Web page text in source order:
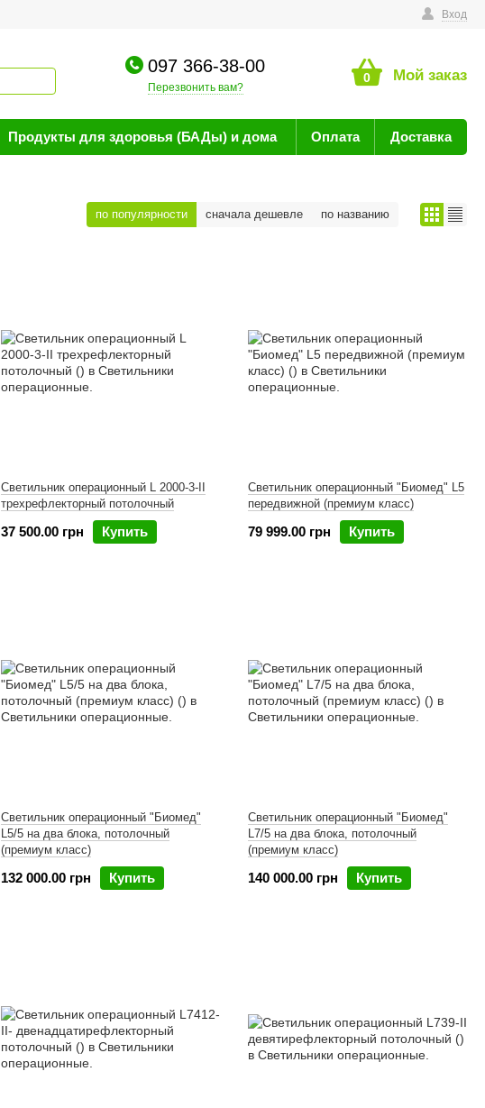
Вход
097 366-38-00
Перезвонить вам?
0 Мой заказ
Продукты для здоровья (БАДы) и дома Оплата Доставка
по популярности сначала дешевле по названию
Светильник операционный L 2000-3-II
трехрефлекторный потолочный
37 500.00 грн Купить
Светильник операционный "Биомед" L5
передвижной (премиум класс)
79 999.00 грн Купить
Светильник операционный "Биомед"
L5/5 на два блока, потолочный
(премиум класс)
132 000.00 грн Купить
Светильник операционный "Биомед"
L7/5 на два блока, потолочный
(премиум класс)
140 000.00 грн Купить